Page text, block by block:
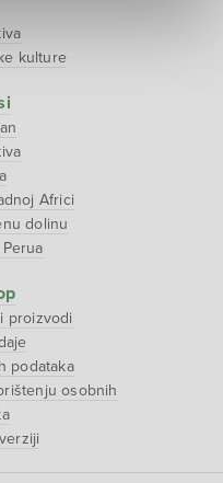
kulture
Africi
dolinu
proizvodi
podataka
osobnih